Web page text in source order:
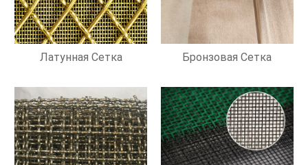
Латунная Сетка Бронзовая Сетка